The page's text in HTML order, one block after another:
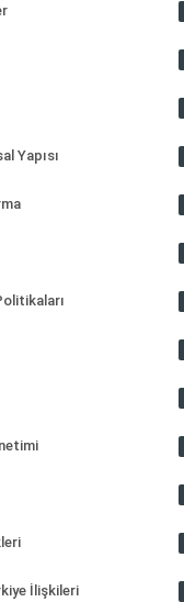
Yapısı
İlişkileri